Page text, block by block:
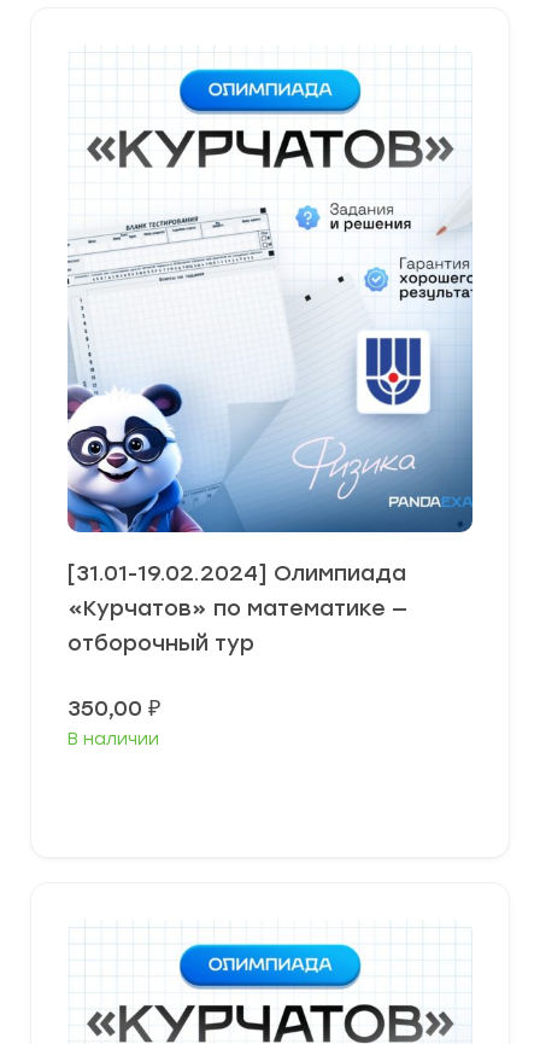
[31.01-19.02.2024] Олимпиада
«Курчатов» по математике —
отборочный тур
350,00 ₽
В наличии